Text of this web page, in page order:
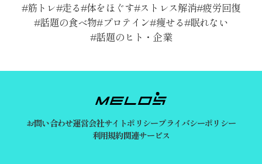
筋トレ 走る 体をほぐす ストレス解消 疲労回復
話題の食べ物 プロテイン 痩せる 眠れない
話題のヒト・企業
お問い合わせ運営会社サイトポリシープライバシーポリシー
利用規約関連サービス